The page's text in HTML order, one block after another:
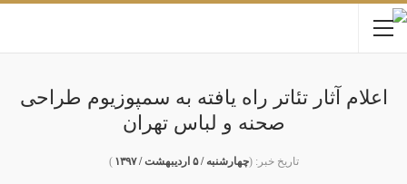
اعلام آثار تئاتر راه یافته به سمپوزیوم طراحی
صحنه و لباس تهران
تاریخ خبر: (چهارشنبه / ۵ اردیبهشت / ۱۳۹۷ )